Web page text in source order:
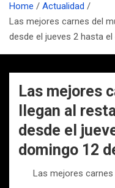
Home
Actualidad
Las mejores carnes del
desde el jueves 2 hasta
Las mejores
llegan al
desde el
domingo 12
Las mejores